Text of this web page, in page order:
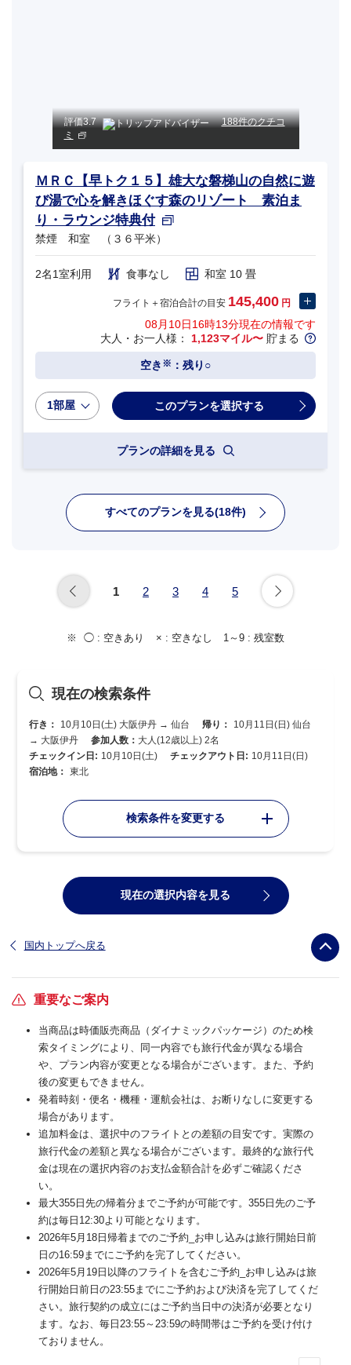
評価3.7
188件のクチコ
ミ
ＭＲＣ【早トク１５】雄大な磐梯山の自然に遊
び湯で心を解きほぐす森のリゾート 素泊ま
り・ラウンジ特典付
禁煙 和室 （３６平米）
2名1室利用 食事なし 和室 10 畳
フライト＋宿泊合計の目安 145,400 円
08月10日16時13分現在の情報です
大人・お一人様： 1,123マイル〜 貯まる
空き ※ ：残り○
1部屋
プランの詳細を見る
すべてのプランを見る(18件)
1 2 3 4 5
◯ : 空きあり × : 空きなし 1～9 : 残室数
現在の検索条件
行き： 10月10日(土) 大阪伊丹 → 仙台 帰り：
10月11日(日) 仙台
→ 大阪伊丹
参加人数： 大人(12歳以上) 2名
チェックイン日: 10月10日(土) チェックアウト日: 10月11日(日)
宿泊地： 東北
検索条件を変更する
現在の選択内容を見る
国内トップへ戻る
重要なご案内
当商品は時価販売商品（ダイナミックパッケージ）のため検
索タイミングにより、同一内容でも旅行代金が異なる場合
や、プラン内容が変更となる場合がございます。また、予約
後の変更もできません。
発着時刻・便名・機種・運航会社は、お断りなしに変更する
場合があります。
追加料金は、選択中のフライトとの差額の目安です。実際の
旅行代金の差額と異なる場合がございます。最終的な旅行代
金は現在の選択内容のお支払金額合計を必ずご確認くださ
い。
最大355日先の帰着分までご予約が可能です。355日先のご予
約は毎日12:30より可能となります。
2026年5月18日帰着までのご予約_お申し込みは旅行開始日前
日の16:59までにご予約を完了してください。
2026年5月19日以降のフライトを含むご予約_お申し込みは旅
行開始日前日の23:55までにご予約および決済を完了してくだ
さい。旅行契約の成立にはご予約当日中の決済が必要となり
ます。なお、毎日23:55～23:59の時間帯はご予約を受け付け
ておりません。